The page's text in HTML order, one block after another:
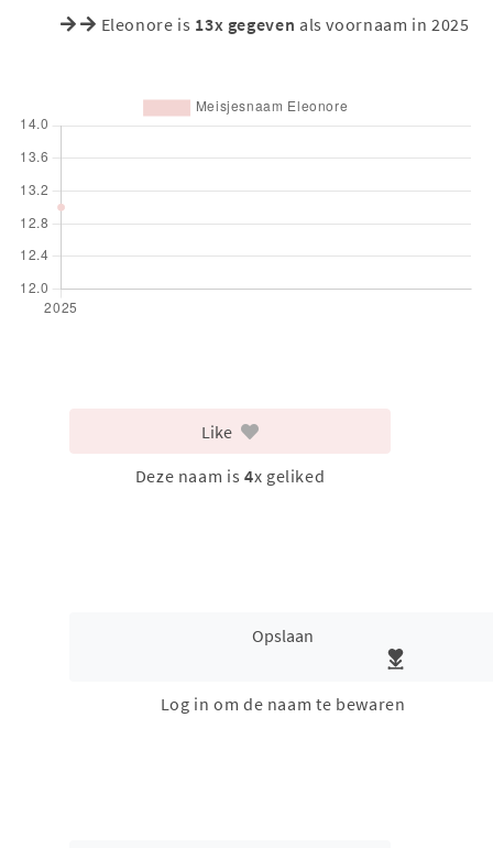
Eleonore is 13x gegeven als voornaam in 2025
Like
Deze naam is 4x geliked
Opslaan
Log in om de naam te bewaren